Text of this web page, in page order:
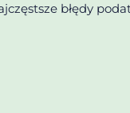
błędy